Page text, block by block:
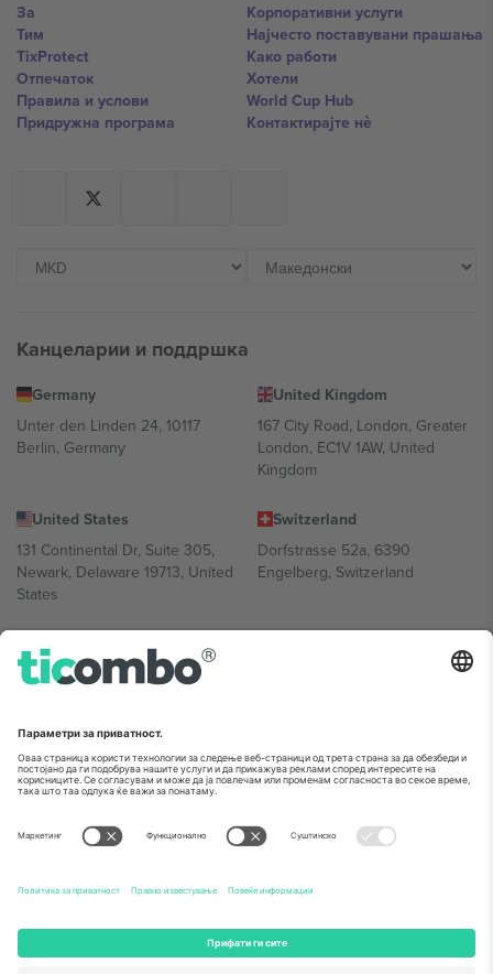
За
Тим
TixProtect
Отпечаток
Правила и услови
Придружна програма
Корпоративни услуги
Најчесто поставувани прашања
Како работи
Хотели
World Cup Hub
Контактирајте нѐ
Канцеларии и поддршка
Germany
Unter den Linden 24, 10117
Berlin, Germany
United Kingdom
167 City Road, London, Greater
London, EC1V 1AW, United
Kingdom
United States
131 Continental Dr, Suite 305,
Newark, Delaware 19713, United
States
Switzerland
Dorfstrasse 52a, 6390
Engelberg, Switzerland
Bulgaria
Regus Sofia City West, bul
UAE Dubai Silicon Oasis, DDP
Mexico
Av Chapultepec 360, Roma
Norte, Cuauhtémoc, 06700
Ciudad de México, CDMX,
разликува во зависност од локацијата, настанот и/или доменот.
За детали, проверете ја конкретната страница на настанот.,